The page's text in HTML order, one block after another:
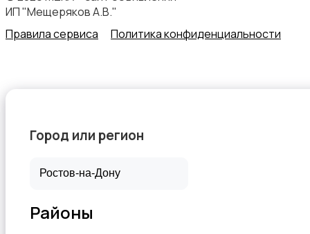
ИП "Мещеряков А.В."
Правила сервиса
Политика конфиденциальности
Город или регион
Районы